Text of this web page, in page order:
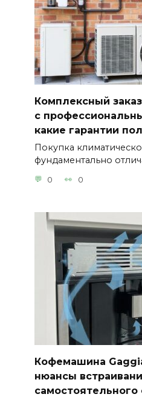
Комплексный
с
какие гарантии
Покупка
фундаментально
0 0
Кофемашина
нюансы